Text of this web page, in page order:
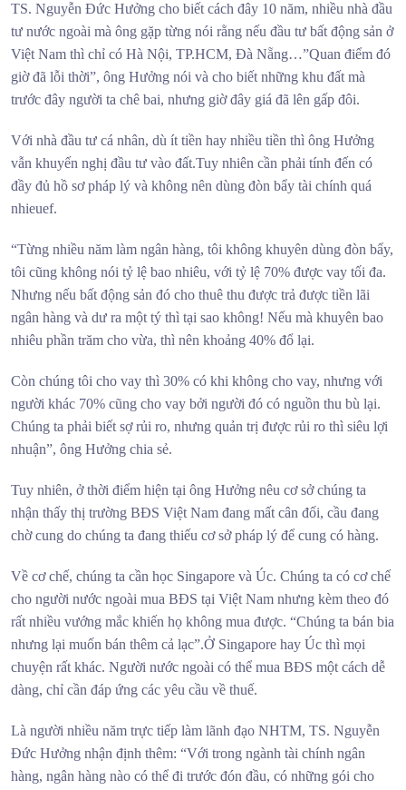
TS. Nguyễn Đức Hưởng cho biết cách đây 10 năm, nhiều nhà đầu
tư nước ngoài mà ông gặp từng nói rằng nếu đầu tư bất động sản ở
Việt Nam thì chỉ có Hà Nội, TP.HCM, Đà Nẵng…”Quan điểm đó
giờ đã lỗi thời”, ông Hưởng nói và cho biết những khu đất mà
trước đây người ta chê bai, nhưng giờ đây giá đã lên gấp đôi.
Với nhà đầu tư cá nhân, dù ít tiền hay nhiều tiền thì ông Hưởng
vẫn khuyến nghị đầu tư vào đất.Tuy nhiên cần phải tính đến có
đầy đủ hồ sơ pháp lý và không nên dùng đòn bẩy tài chính quá
nhieuef.
“Từng nhiều năm làm ngân hàng, tôi không khuyên dùng đòn bẩy,
tôi cũng không nói tỷ lệ bao nhiêu, với tỷ lệ 70% được vay tối đa.
Nhưng nếu bất động sản đó cho thuê thu được trả được tiền lãi
ngân hàng và dư ra một tý thì tại sao không! Nếu mà khuyên bao
nhiêu phần trăm cho vừa, thì nên khoảng 40% đổ lại.
Còn chúng tôi cho vay thì 30% có khi không cho vay, nhưng với
người khác 70% cũng cho vay bởi người đó có nguồn thu bù lại.
Chúng ta phải biết sợ rủi ro, nhưng quản trị được rủi ro thì siêu lợi
nhuận”, ông Hưởng chia sẻ.
Tuy nhiên, ở thời điểm hiện tại ông Hưởng nêu cơ sở chúng ta
nhận thấy thị trường BĐS Việt Nam đang mất cân đối, cầu đang
chờ cung do chúng ta đang thiếu cơ sở pháp lý để cung có hàng.
Về cơ chế, chúng ta cần học Singapore và Úc. Chúng ta có cơ chế
cho người nước ngoài mua BĐS tại Việt Nam nhưng kèm theo đó
rất nhiều vướng mắc khiến họ không mua được. “Chúng ta bán bia
nhưng lại muốn bán thêm cả lạc”.Ở Singapore hay Úc thì mọi
chuyện rất khác. Người nước ngoài có thể mua BĐS một cách dễ
dàng, chỉ cần đáp ứng các yêu cầu về thuế.
Là người nhiều năm trực tiếp làm lãnh đạo NHTM, TS. Nguyễn
Đức Hưởng nhận định thêm: “Với trong ngành tài chính ngân
hàng, ngân hàng nào có thể đi trước đón đầu, có những gói cho